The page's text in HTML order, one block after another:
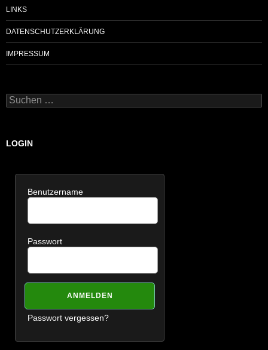
LINKS
DATENSCHUTZERKLÄRUNG
IMPRESSUM
Suchen
nach:
LOGIN
Benutzername
Passwort
Passwort vergessen?